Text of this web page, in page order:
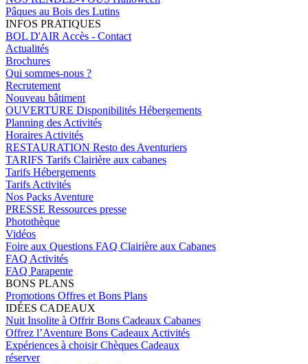
Pâques au Bois des Lutins
INFOS PRATIQUES
BOL D'AIR Accès - Contact
Actualités
Brochures
Qui sommes-nous ?
Recrutement
Nouveau bâtiment
OUVERTURE Disponibilités Hébergements
Planning des Activités
Horaires Activités
RESTAURATION Resto des Aventuriers
TARIFS Tarifs Clairière aux cabanes
Tarifs Hébergements
Tarifs Activités
Nos Packs Aventure
PRESSE Ressources presse
Photothèque
Vidéos
Foire aux Questions FAQ Clairière aux Cabanes
FAQ Activités
FAQ Parapente
BONS PLANS
Promotions Offres et Bons Plans
IDÉES CADEAUX
Nuit Insolite à OffrirBons Cadeaux Cabanes
Offrez l’Aventure Bons Cadeaux Activités
Expériences à choisirChèques Cadeaux
réserver